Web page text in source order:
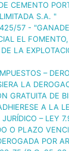
CEMENTO
S.A. "
57 -
EL
LA
–
LA
GRATUITA DE
A LA
– LEY
O PLAZO
POR